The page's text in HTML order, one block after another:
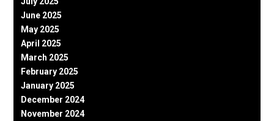
June 2025
May 2025
April 2025
March 2025
February 2025
January 2025
December 2024
November 2024